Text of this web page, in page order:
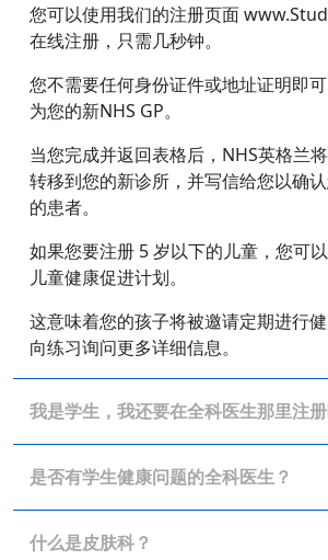
您可以使用我们的注册页面
在线注册，只需几秒钟。
您不需要任何身份证件或地址证明即
为您的新NHS GP。
当您完成并返回表格后，NHS英格兰
转移到您的新诊所，并写信给您以确
的患者。
如果您要注册 5 岁以下的儿童，您可
儿童健康促进计划。
这意味着您的孩子将被邀请定期进行健
向练习询问更多详细信息。
我是学生，我还要在全科医生那里注册
是否有学生健康问题的全科医生？
什么是皮肤科？